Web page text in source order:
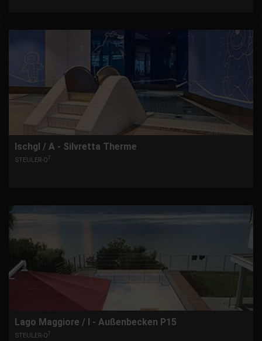
Ischgl / A - Silvretta Therme
STEULER-Q7
Lago Maggiore / I - Außenbecken P15
STEULER-Q7